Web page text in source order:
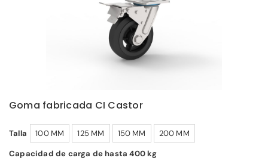
Goma fabricada CI Castor
Talla 100 MM 125 MM 150 MM
200 MM
Capacidad de carga de hasta 400 kg